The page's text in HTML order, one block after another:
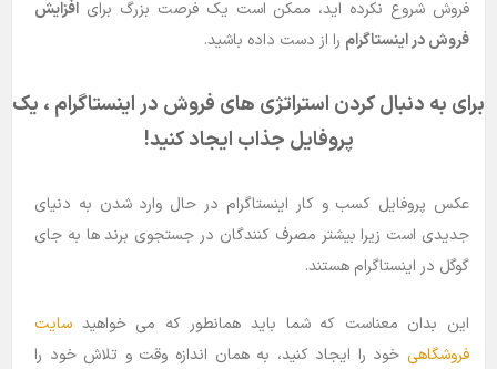
فروش شروع نکرده اید، ممکن است یک فرصت بزرگ برای افزایش
فروش در اینستاگرام را از دست داده باشید.
برای به دنبال کردن استراتژی های فروش در اینستاگرام ، یک
پروفایل جذاب ایجاد کنید!
عکس پروفایل کسب و کار اینستاگرام در حال وارد شدن به دنیای
جدیدی است زیرا بیشتر مصرف کنندگان در جستجوی برند ها به جای
گوگل در اینستاگرام هستند.
این بدان معناست که شما باید همانطور که می خواهید سایت
فروشگاهی خود را ایجاد کنید، به همان اندازه وقت و تلاش خود را